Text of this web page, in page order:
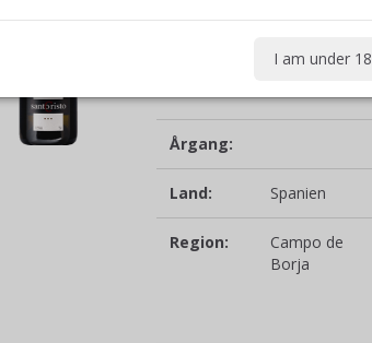
(tør)
Årgang:
Land: Spanien
Region:
Campo de
Borja
I am under 18